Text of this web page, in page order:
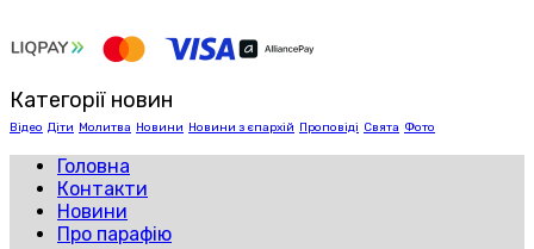
Категорії новин
Відео Діти Молитва Новини Новини з єпархій Проповіді Свята Фото
Головна
Контакти
Новини
Про парафію